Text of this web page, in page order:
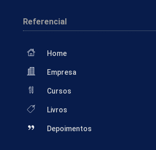
Referencial
Home
Empresa
Cursos
Livros
Depoimentos